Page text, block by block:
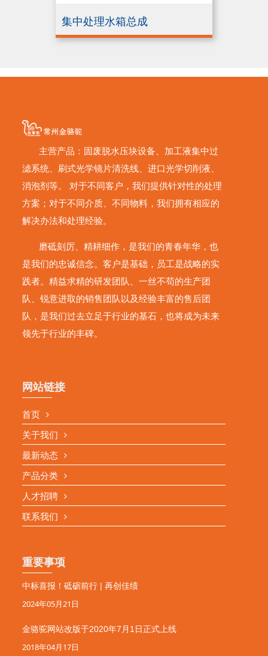
集中处理水箱总成
主营产品：固废脱水压块设备、加工液集中过
滤系统、刷式光学镜片清洗线、进口光学切削液、
消泡剂等。 对于不同客户，我们提供针对性的处理
方案；对于不同介质、不同物料，我们拥有相应的
解决办法和处理经验。
磨砥刻厉、精耕细作，是我们的青春年华，也
是我们的忠诚信念。客户是基础，员工是战略的实
践者。精益求精的研发团队、一丝不苟的生产团
队、锐意进取的销售团队以及经验丰富的售后团
队，是我们过去立足于行业的基石，也将成为未来
领先于行业的丰碑。
网站链接
首页
关于我们
最新动态
产品分类
人才招聘
联系我们
重要事项
中标喜报！砥砺前行 | 再创佳绩
2024年05月21日
金骆驼网站改版于2020年7月1日正式上线
2018年04月17日